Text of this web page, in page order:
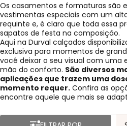
Os casamentos e formaturas são
vestimentas especiais com um
requinte e, é claro que toda essa
sapatos de festa na composição.
Aqui na Durval calçados
exclusiva para momentos de
você deixar o seu visual com uma
mão do conforto. São diversos
aplicações que trazem uma
momento requer. Confira as
encontre aquele que mais se